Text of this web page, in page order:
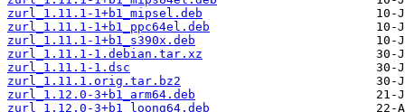
zurl_1.11.1-1+b1_mipsel.deb
zurl_1.11.1-1+b1_ppc64el.deb
zurl_1.11.1-1+b1_s390x.deb
zurl_1.11.1-1.debian.tar.xz
zurl_1.11.1-1.dsc
zurl_1.11.1.orig.tar.bz2
zurl_1.12.0-3+b1_arm64.deb
zurl_1.12.0-3+b1_loong64.deb